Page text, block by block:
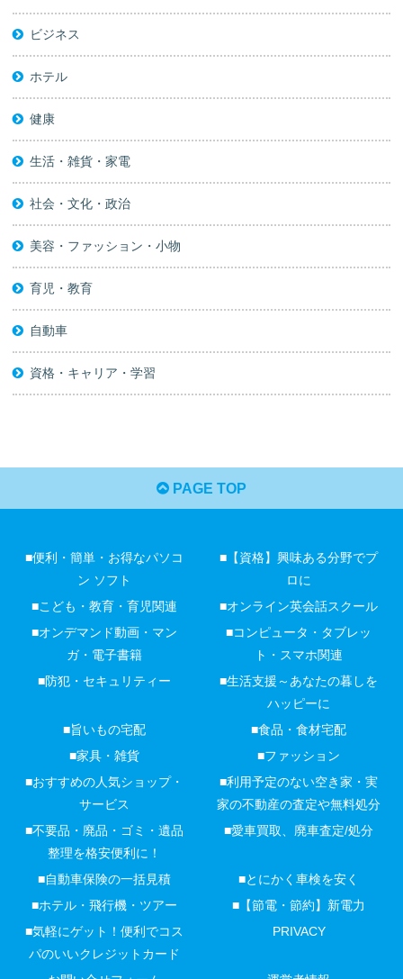
ビジネス
ホテル
健康
生活・雑貨・家電
社会・文化・政治
美容・ファッション・小物
育児・教育
自動車
資格・キャリア・学習
PAGE TOP
■便利・簡単・お得なパソコ
ン ソフト
■【資格】興味ある分野でプ
ロに
■こども・教育・育児関連
■オンライン英会話スクール
■オンデマンド動画・マン
ガ・電子書籍
■コンピュータ・タブレッ
ト・スマホ関連
■防犯・セキュリティー
■生活支援～あなたの暮しを
ハッピーに
■旨いもの宅配
■食品・食材宅配
■家具・雑貨
■ファッション
■おすすめの人気ショップ・
サービス
■利用予定のない空き家・実
家の不動産の査定や無料処分
■不要品・廃品・ゴミ・遺品
整理を格安便利に！
■愛車買取、廃車査定/処分
■自動車保険の一括見積
■とにかく車検を安く
■ホテル・飛行機・ツアー
■【節電・節約】新電力
■気軽にゲット！便利でコス
パのいいクレジットカード
PRIVACY